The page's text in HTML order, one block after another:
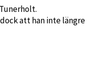
att han inte längre